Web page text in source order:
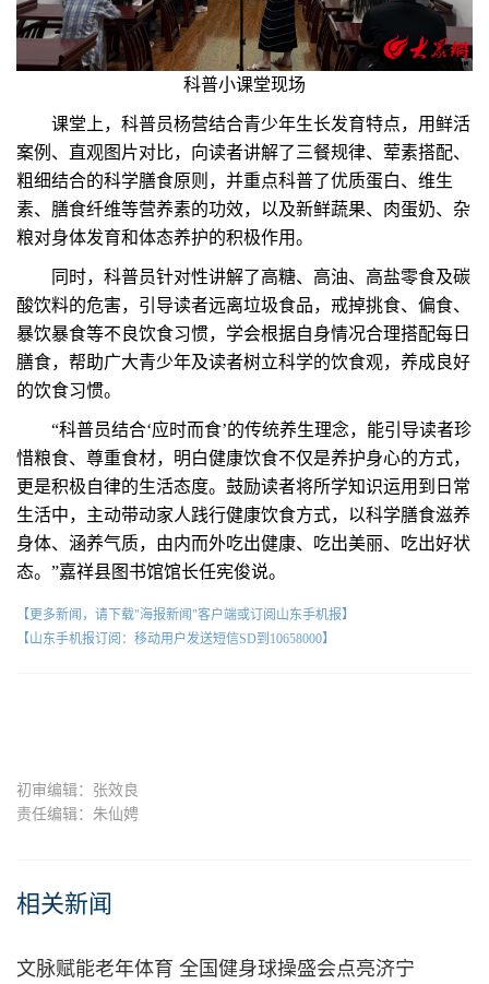
科普小课堂现场
课堂上，科普员杨营结合青少年生长发育特点，用鲜活
案例、直观图片对比，向读者讲解了三餐规律、荤素搭配、
粗细结合的科学膳食原则，并重点科普了优质蛋白、维生
素、膳食纤维等营养素的功效，以及新鲜蔬果、肉蛋奶、杂
粮对身体发育和体态养护的积极作用。
同时，科普员针对性讲解了高糖、高油、高盐零食及碳
酸饮料的危害，引导读者远离垃圾食品，戒掉挑食、偏食、
暴饮暴食等不良饮食习惯，学会根据自身情况合理搭配每日
膳食，帮助广大青少年及读者树立科学的饮食观，养成良好
的饮食习惯。
“科普员结合‘应时而食’的传统养生理念，能引导读者珍
惜粮食、尊重食材，明白健康饮食不仅是养护身心的方式，
更是积极自律的生活态度。鼓励读者将所学知识运用到日常
生活中，主动带动家人践行健康饮食方式，以科学膳食滋养
身体、涵养气质，由内而外吃出健康、吃出美丽、吃出好状
态。”嘉祥县图书馆馆长任宪俊说。
【更多新闻，请下载"海报新闻"客户端或订阅山东手机报】
【山东手机报订阅：移动用户发送短信SD到10658000】
初审编辑：张效良
责任编辑：朱仙娉
相关新闻
文脉赋能老年体育 全国健身球操盛会点亮济宁